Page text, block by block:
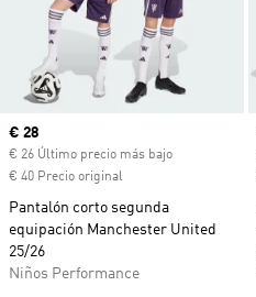
Precio actual
€ 28
€ 26 Último precio más bajo
€ 40 Precio original
Pantalón corto segunda
equipación Manchester United
25/26
Niños Performance